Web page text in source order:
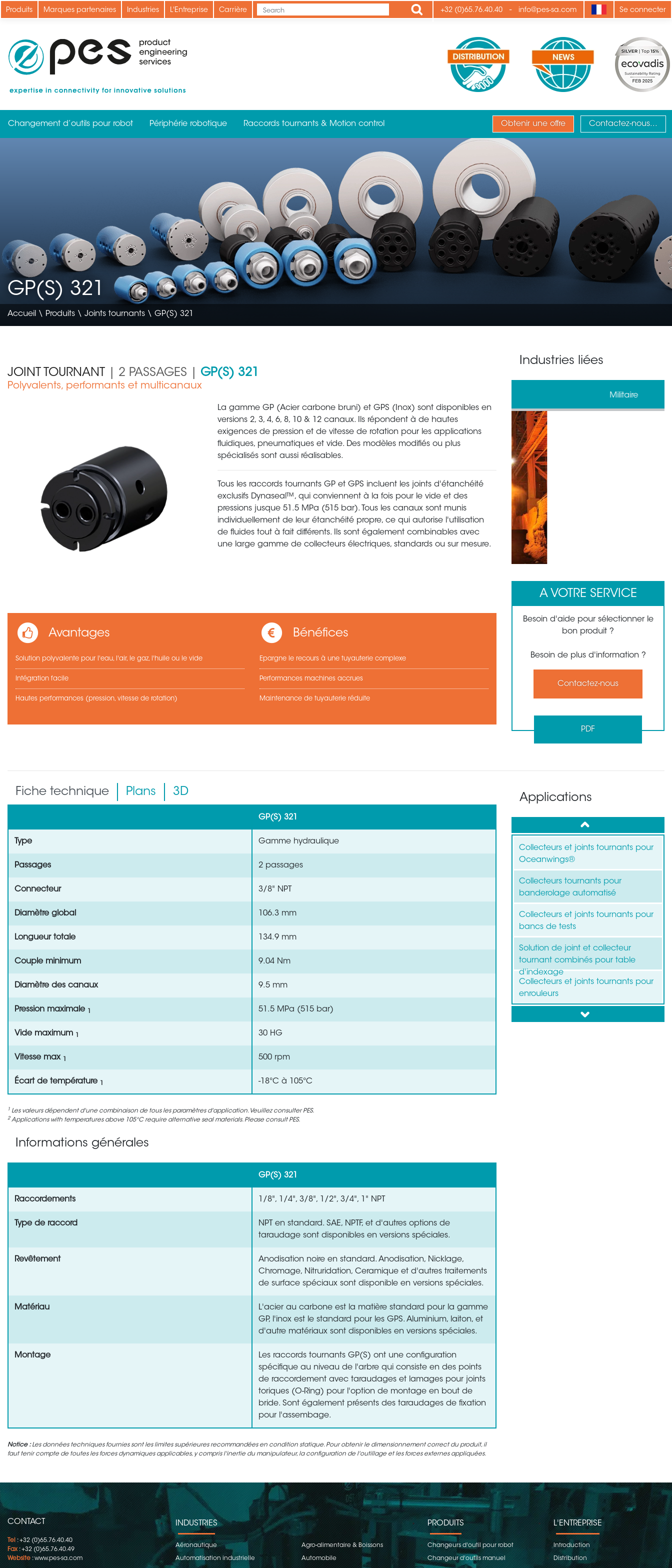
Aller
au
principal
Produits Marques partenaires Industries L'Entreprise Carrière Apply +32 (0)65.76.40.40 - info@pes-sa.com Se connecter
Changement d’outils pour robot Périphérie robotique Raccords tournants & Motion control Obtenir une offre Contactez-nous...
GP(S) 321
Accueil \ Produits \ Joints tournants \ GP(S) 321
JOINT TOURNANT | 2 PASSAGES | GP(S) 321
Polyvalents, performants et multicanaux
La gamme GP (Acier carbone bruni) et GPS (Inox) sont disponibles en
versions 2, 3, 4, 6, 8, 10 & 12 canaux. Ils répondent à de hautes
exigences de pression et de vitesse de rotation pour les applications
fluidiques, pneumatiques et vide. Des modèles modifiés ou plus
spécialisés sont aussi réalisables.
Tous les raccords tournants GP et GPS incluent les joints d'étanchéité
exclusifs Dynaseal™, qui conviennent à la fois pour le vide et des
pressions jusque 51.5 MPa (515 bar). Tous les canaux sont munis
individuellement de leur étanchéité propre, ce qui autorise l'utilisation
de fluides tout à fait différents. Ils sont également combinables avec
une large gamme de collecteurs électriques, standards ou sur mesure.
Avantages
Solution polyvalente pour l'eau, l'air, le gaz, l'huile ou le vide
Intégration facile
Hautes performances (pression, vitesse de rotation)
Bénéfices
Epargne le recours à une tuyauterie complexe
Performances machines accrues
Maintenance de tuyauterie réduite
Industries liées
A VOTRE SERVICE
Besoin d'aide pour sélectionner le
bon produit ?
Besoin de plus d'information ?
Contactez-nous
PDF
Fiche technique Plans 3D
GP(S) 321
Type Gamme hydraulique
Passages 2 passages
Connecteur 3/8" NPT
Diamètre global 106.3 mm
Longueur totale 134.9 mm
Couple minimum 9.04 Nm
Diamètre des canaux 9.5 mm
Pression maximale 51.5 MPa (515 bar)
Vide maximum 30 HG
Vitesse max 500 rpm
Écart de température -18°C à 105°C
1 Les valeurs dépendent d'une combinaison de tous les paramètres d'application. Veuillez consulter PES.
2 Applications with temperatures above 105°C require alternative seal materials. Please consult PES.
Informations générales
GP(S) 321
Raccordements 1/8", 1/4", 3/8", 1/2", 3/4", 1" NPT
Type de raccord
NPT en standard. SAE, NPTF, et d'autres options de
taraudage sont disponibles en versions spéciales.
Revêtement
Anodisation noire en standard. Anodisation, Nicklage,
Chromage, Nitruridation, Ceramique et d'autres traitements
de surface spéciaux sont disponible en versions spéciales.
Matériau
L'acier au carbone est la matière standard pour la gamme
GP, l'inox est le standard pour les GPS. Aluminium, laiton, et
d'autre matériaux sont disponibles en versions spéciales.
Montage
Les raccords tournants GP(S) ont une configuration
spécifique au niveau de l'arbre qui consiste en des points
de raccordement avec taraudages et lamages pour joints
toriques (O-Ring) pour l'option de montage en bout de
bride. Sont également présents des taraudages de fixation
pour l'assembage.
Notice :Les données techniques fournies sont les limites supérieures recommandées en condition statique. Pour obtenir le dimensionnement correct du produit, il
faut tenir compte de toutes les forces dynamiques applicables, y compris l'inertie du manipulateur, la configuration de l'outillage et les forces externes appliquées.
Applications
up
Collecteurs et joints tournants pour
Oceanwings®
Collecteurs tournants pour
banderolage automatisé
Collecteurs et joints tournants pour
bancs de tests
Solution de joint et collecteur
tournant combinés pour table
d'indexage
Collecteurs et joints tournants pour
enrouleurs
down
CONTACT
Tel: +32 (0)65.76.40.40
Fax: +32 (0)65.76.40.49
Website:www.pes-sa.com
INDUSTRIES
Aéronautique Agro-alimentaire & Boissons
Automatisation industrielle Automobile
PRODUITS
Changeurs d'outil pour robot
Changeur d'outils manuel
L'ENTREPRISE
Introduction
Distribution